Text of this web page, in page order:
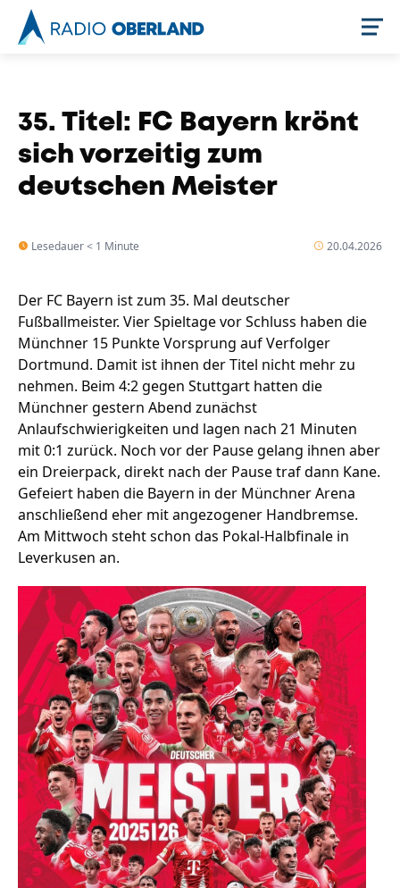
Newsreader
Stellenangebote
Unternehmen
Das geheime Geräusch
Wandern
Amphibienschutz
Team
Programm
Service
Nachgehört
Podcast
Newsletter
Zeit fürs Oberland
Handwerker
35. Titel: FC Bayern krönt
sich vorzeitig zum
deutschen Meister
Lesedauer < 1 Minute 20.04.2026
Der FC Bayern ist zum 35. Mal deutscher
Fußballmeister. Vier Spieltage vor Schluss haben die
Münchner 15 Punkte Vorsprung auf Verfolger
Dortmund. Damit ist ihnen der Titel nicht mehr zu
nehmen. Beim 4:2 gegen Stuttgart hatten die
Münchner gestern Abend zunächst
Anlaufschwierigkeiten und lagen nach 21 Minuten
mit 0:1 zurück. Noch vor der Pause gelang ihnen aber
ein Dreierpack, direkt nach der Pause traf dann Kane.
Gefeiert haben die Bayern in der Münchner Arena
anschließend eher mit angezogener Handbremse.
Am Mittwoch steht schon das Pokal-Halbfinale in
Leverkusen an.